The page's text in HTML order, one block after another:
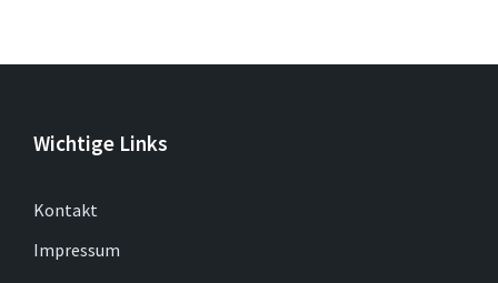
Wichtige Links
Kontakt
Impressum